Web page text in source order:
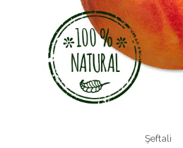
Şeftali